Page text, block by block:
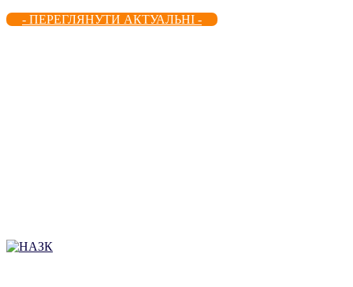
- ПЕРЕГЛЯНУТИ АКТУАЛЬНІ -